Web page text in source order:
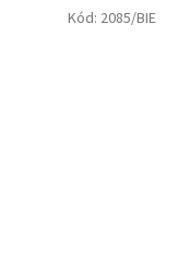
Kód: 2085/BIE